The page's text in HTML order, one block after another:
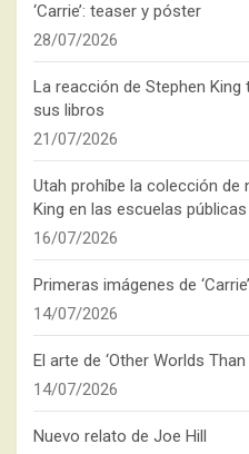
‘Carrie’: teaser y póster
28/07/2026
La reacción de Stephen
sus libros
21/07/2026
Utah prohíbe la colección de
King en las escuelas públicas
16/07/2026
Primeras imágenes de ‘Carrie’
14/07/2026
El arte de ‘Other Worlds Than
14/07/2026
Nuevo relato de Joe Hill